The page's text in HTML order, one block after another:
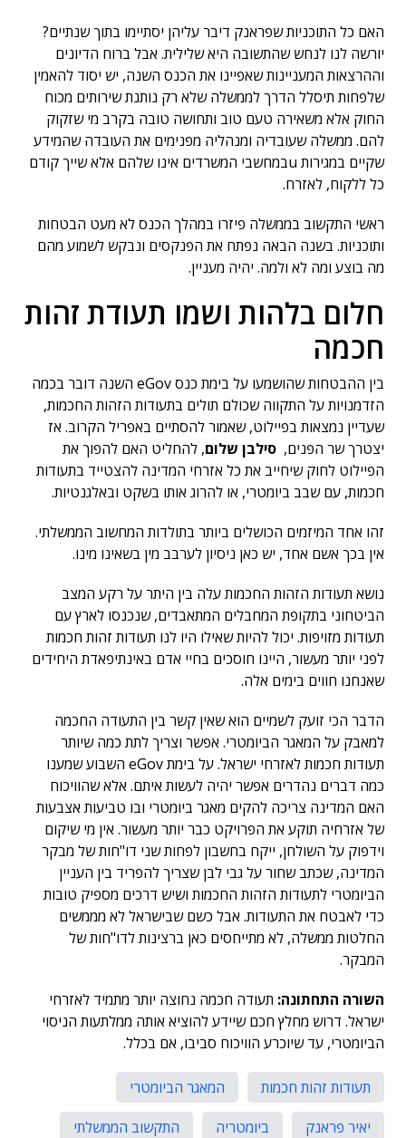
האם כל התוכניות שפראנק דיבר עליהן יסתיימו בתוך שנתיים?
יורשה לנו לנחש שהתשובה היא שלילית. אבל ברוח הדיונים
וההרצאות המעניינות שאפיינו את הכנס השנה, יש יסוד להאמין
שלפחות תיסלל הדרך לממשלה שלא רק נותנת שירותים מכוח
החוק אלא משאירה טעם טוב ותחושה טובה בקרב מי שזקוק
להם. ממשלה שעובדיה ומנהליה מפנימים את העובדה שהמידע
שקיים במגירות uבמחשבי המשרדים אינו שלהם אלא שייך קודם
כל ללקוח, לאזרח.
ראשי התקשוב בממשלה פיזרו במהלך הכנס לא מעט הבטחות
ותוכניות. בשנה הבאה נפתח את הפנקסים ונבקש לשמוע מהם
מה בוצע ומה לא ולמה. יהיה מעניין.
חלום בלהות ושמו תעודת זהות
חכמה
בין ההבטחות שהושמעו על בימת כנס eGov השנה דובר בכמה
הזדמנויות על התקווה שכולם תולים בתעודות הזהות החכמות,
שעדיין נמצאות בפיילוט, שאמור להסתיים באפריל הקרוב. אז
יצטרך שר הפנים, סילבן שלום, להחליט האם להפוך את
הפיילוט לחוק שיחייב את כל אזרחי המדינה להצטייד בתעודות
חכמות, עם שבב ביומטרי, או להרוג אותו בשקט ובאלגנטיות.
זהו אחד המיזמים הכושלים ביותר בתולדות המחשוב הממשלתי.
אין בכך אשם אחד, יש כאן ניסיון לערבב מין בשאינו מינו.
נושא תעודות הזהות החכמות עלה בין היתר על רקע המצב
הביטחוני בתקופת המחבלים המתאבדים, שנכנסו לארץ עם
תעודות מזויפות. יכול להיות שאילו היו לנו תעודות זהות חכמות
לפני יותר מעשור, היינו חוסכים בחיי אדם באינתיפאדת היחידים
שאנחנו חווים בימים אלה.
הדבר הכי זועק לשמיים הוא שאין קשר בין התעודה החכמה
למאבק על המאגר הביומטרי. אפשר וצריך לתת כמה שיותר
תעודות חכמות לאזרחי ישראל. על בימת eGov השבוע שמענו
כמה דברים נהדרים אפשר יהיה לעשות איתם. אלא שהוויכוח
האם המדינה צריכה להקים מאגר ביומטרי ובו טביעות אצבעות
של אזרחיה תוקע את הפרויקט כבר יותר מעשור. אין מי שיקום
וידפוק על השולחן, ייקח בחשבון לפחות שני דו"חות של מבקר
המדינה, שכתב שחור על גבי לבן שצריך להפריד בין העניין
הביומטרי לתעודות הזהות החכמות ושיש דרכים מספיק טובות
כדי לאבטח את התעודות. אבל כשם שבישראל לא מממשים
החלטות ממשלה, לא מתייחסים כאן ברצינות לדו"חות של
המבקר.
השורה התחתונה: תעודה חכמה נחוצה יותר מתמיד לאזרחי
ישראל. דרוש מחלץ חכם שיידע להוציא אותה ממלתעות הניסוי
הביומטרי, עד שיוכרע הוויכוח סביבו, אם בכלל.
תעודות זהות חכמות
המאגר הביומטרי
יאיר פראנק
ביומטריה התקשוב הממשלתי